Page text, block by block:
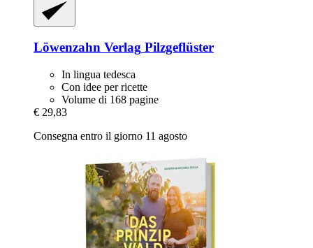
Löwenzahn Verlag Pilzgeflüster
In lingua tedesca
Con idee per ricette
Volume di 168 pagine
€ 29,83
Consegna entro il giorno 11 agosto